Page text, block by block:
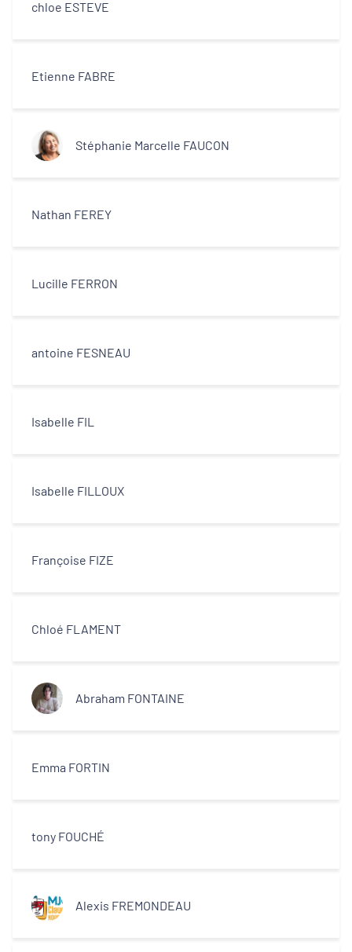
chloe ESTEVE
Etienne FABRE
Stéphanie Marcelle FAUCON
Nathan FEREY
Lucille FERRON
antoine FESNEAU
Isabelle FIL
Isabelle FILLOUX
Françoise FIZE
Chloé FLAMENT
Abraham FONTAINE
Emma FORTIN
tony FOUCHÉ
Alexis FREMONDEAU